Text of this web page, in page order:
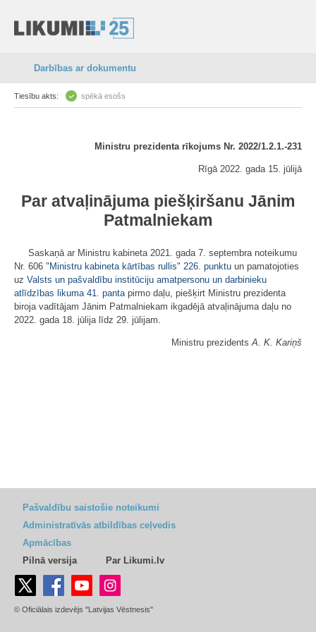
Darbības ar dokumentu
Tiesību akts: spēkā esošs
Ministru prezidenta rīkojums Nr. 2022/1.2.1.-231
Rīgā 2022. gada 15. jūlijā
Par atvaļinājuma piešķiršanu Jānim
Patmalniekam
Saskaņā ar Ministru kabineta 2021. gada 7. septembra noteikumu
Nr. 606 " Ministru kabineta kārtības rullis" 226. punktu un pamatojoties
uz Valsts un pašvaldību institūciju amatpersonu un darbinieku
atlīdzības likuma 41. pantapirmo daļu, piešķirt Ministru prezidenta
biroja vadītājam Jānim Patmalniekam ikgadējā atvaļinājuma daļu no
2022. gada 18. jūlija līdz 29. jūlijam.
Ministru prezidentsA. K. Kariņš
Pašvaldību saistošie noteikumi
Administratīvās atbildības ceļvedis
Apmācības
Pilnā versija
Par Likumi.lv
© Oficiālais izdevējs "Latvijas Vēstnesis"